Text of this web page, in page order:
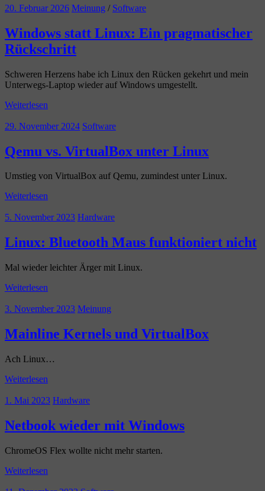
20. Februar 2026 Meinung / Software
Windows statt Linux: Ein pragmatischer
Rückschritt
Schweren Herzens habe ich Linux den Rücken gekehrt und mein
Unterwegs-Laptop wieder auf Windows umgestellt.
Weiterlesen
29. November 2024 Software
Qemu vs. VirtualBox unter Linux
Umstieg von VirtualBox auf Qemu, zumindest unter Linux.
Weiterlesen
5. November 2023 Hardware
Linux: Bluetooth Maus funktioniert nicht
Mal wieder leichter Ärger mit Linux.
Weiterlesen
3. November 2023 Meinung
Mainline Kernels und VirtualBox
Ach Linux…
Weiterlesen
1. Mai 2023 Hardware
Netbook wieder mit Windows
ChromeOS Flex wollte nicht mehr starten.
Weiterlesen